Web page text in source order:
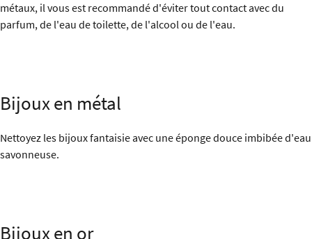
métaux, il vous est recommandé d'éviter tout contact avec du
parfum, de l'eau de toilette, de l'alcool ou de l'eau.
Bijoux en métal
Nettoyez les bijoux fantaisie avec une éponge douce imbibée d'eau
savonneuse.
Bijoux en or